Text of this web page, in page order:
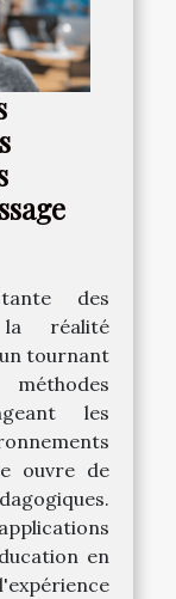
des
la réalité
tournant
les
ouvre de
en